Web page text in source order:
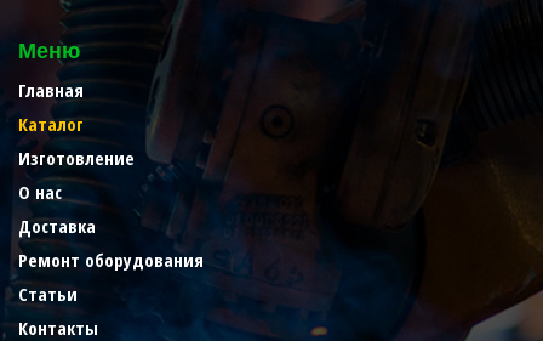
Меню
Главная
Каталог
Изготовление
О нас
Доставка
Ремонт оборудования
Статьи
Контакты